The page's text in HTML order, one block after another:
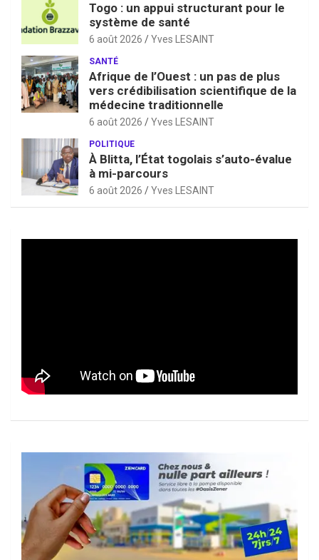
Togo : un appui structurant pour le
système de santé
6 août 2026 Yves LESAINT
SANTÉ
Afrique de l’Ouest : un pas de plus
vers crédibilisation scientifique de la
médecine traditionnelle
6 août 2026 Yves LESAINT
POLITIQUE
À Blitta, l’État togolais s’auto-évalue
à mi-parcours
6 août 2026 Yves LESAINT